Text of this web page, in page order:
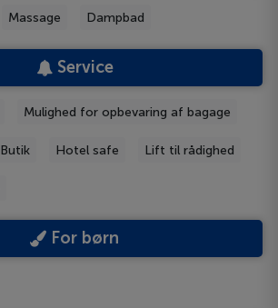
Massage Dampbad
Service
Mulighed for opbevaring af bagage
Butik Hotel safe Lift til rådighed
For børn